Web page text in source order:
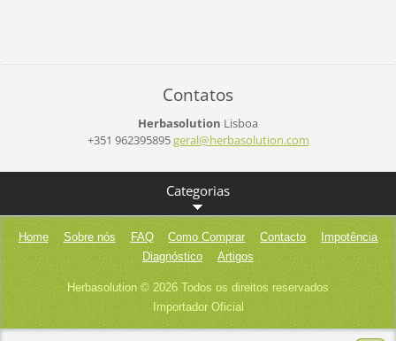
Contatos
Herbasolution Lisboa
+351 962395895geral@herbasolution.com
Categorias
Home Sobre nós FAQ Como Comprar Contacto
Impotência
Diagnóstico
Artigos
Herbasolution © 2026 Todos os direitos reservados
Importador Oficial